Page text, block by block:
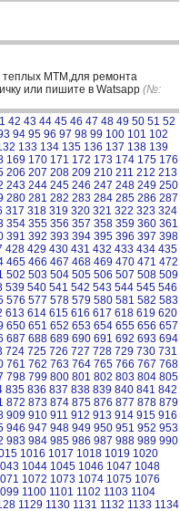
теплых МТМ,для ремонта
или пишите в Watsapp (№:
42 43 44 45 46 47 48 49 50 51 52
94 95 96 97 98 99 100 101 102
133 134 135 136 137 138 139
169 170 171 172 173 174 175 176
206 207 208 209 210 211 212 213
243 244 245 246 247 248 249 250
280 281 282 283 284 285 286 287
317 318 319 320 321 322 323 324
354 355 356 357 358 359 360 361
391 392 393 394 395 396 397 398
428 429 430 431 432 433 434 435
465 466 467 468 469 470 471 472
502 503 504 505 506 507 508 509
539 540 541 542 543 544 545 546
576 577 578 579 580 581 582 583
613 614 615 616 617 618 619 620
650 651 652 653 654 655 656 657
687 688 689 690 691 692 693 694
724 725 726 727 728 729 730 731
761 762 763 764 765 766 767 768
798 799 800 801 802 803 804 805
835 836 837 838 839 840 841 842
872 873 874 875 876 877 878 879
909 910 911 912 913 914 915 916
946 947 948 949 950 951 952 953
983 984 985 986 987 988 989 990
1016 1017 1018 1019 1020
1044 1045 1046 1047 1048
1072 1073 1074 1075 1076
1100 1101 1102 1103 1104
1129 1130 1131 1132 1133 1134